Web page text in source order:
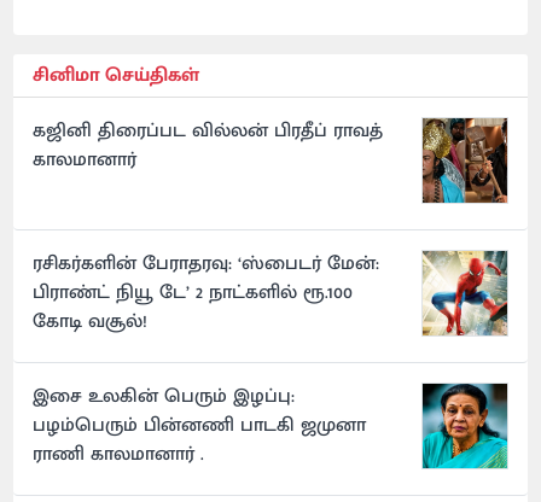
சினிமா செய்திகள்
கஜினி திரைப்பட வில்லன் பிரதீப் ராவத்
காலமானார்
ரசிகர்களின் பேராதரவு: ‘ஸ்பைடர் மேன்:
பிராண்ட் நியூ டே’ 2 நாட்களில் ரூ.100
கோடி வசூல்!
இசை உலகின் பெரும் இழப்பு:
பழம்பெரும் பின்னணி பாடகி ஜமுனா
ராணி காலமானார் .